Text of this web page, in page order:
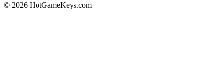
© 2026 HotGameKeys.com